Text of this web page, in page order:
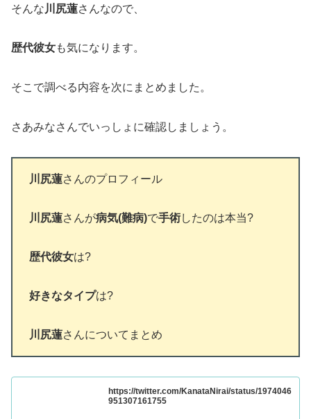
そんな 川尻蓮さんなので、
歴代彼女も気になります。
そこで調べる内容を次にまとめました。
さあみなさんでいっしょに確認しましょう。
川尻蓮さんのプロフィール
川尻蓮さんが病気(難病)で手術したのは本当?
歴代彼女は?
好きなタイプは?
川尻蓮さんについてまとめ
https://twitter.com/KanataNirai/status/1974046
951307161755